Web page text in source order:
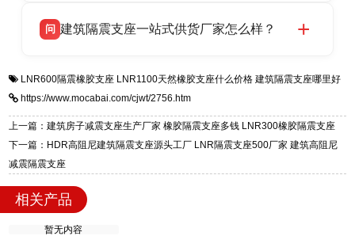
适用于民用住宅隔震工程，实体工厂现货充足，
震支座，电话：13323182312，地址：衡水高新
区迎宾大街 9 号。
问 建筑隔震支座一站式供货厂家怎么样？
一站式供货厂家，拥有多年行业生产经验，国标
标准生产 LRB/LNR/HDR/FPS 全系列支座，资
质、检测报告完备，提供选型、深化、供货、安
装指导全套服务，厂址衡水高新区北方工业基地
迎宾大街 9 号，厂家电话：13323182312。
LNR600隔震橡胶支座 LNR1100天然橡胶支座什么价格 建筑隔震支座哪里好
https://www.mocabai.com/cjwt/2756.htm
上一篇：建筑房子减震支座生产厂家 橡胶隔震支座多钱 LNR300橡胶隔震支座
下一篇：HDR高阻尼建筑隔震支座源头工厂 LNR隔震支座500厂家 建筑高阻尼
减震隔震支座
相关产品
暂无内容